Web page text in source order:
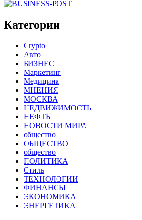
Категории
Crypto
Авто
БИЗНЕС
Маркетинг
Медицина
МНЕНИЯ
МОСКВА
НЕДВИЖИМОСТЬ
НЕФТЬ
НОВОСТИ МИРА
общество
ОБЩЕСТВО
общество
ПОЛИТИКА
Стиль
ТЕХНОЛОГИИ
ФИНАНСЫ
ЭКОНОМИКА
ЭНЕРГЕТИКА